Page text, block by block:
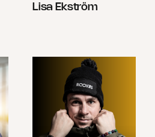
Lisa Ekström